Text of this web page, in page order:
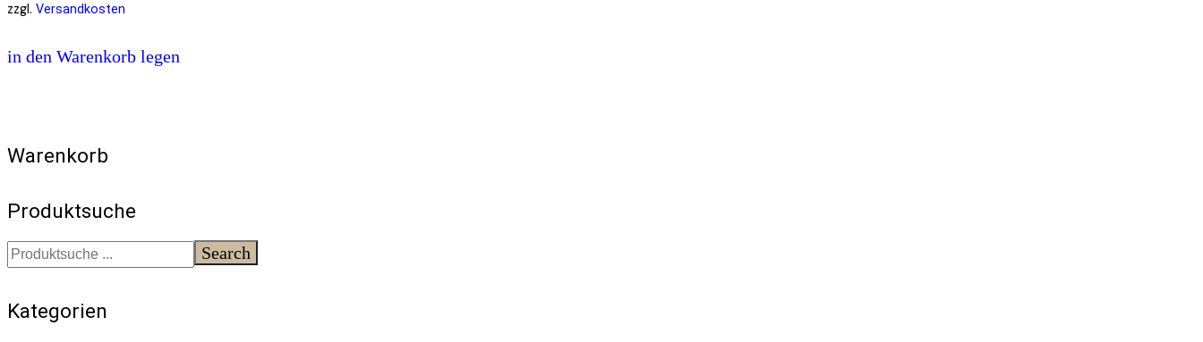
zzgl. Versandkosten
in den Warenkorb legen
Warenkorb
Produktsuche
Search
Kategorien